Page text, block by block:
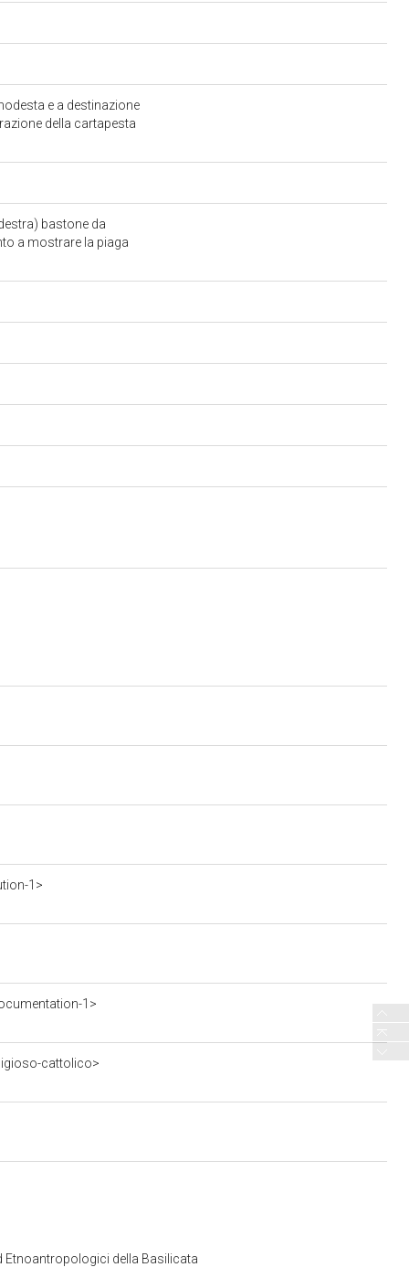
e a destinazione
della cartapesta
bastone da
a mostrare la piaga
1>
1>
cattolico>
Etnoantropologici della Basilicata